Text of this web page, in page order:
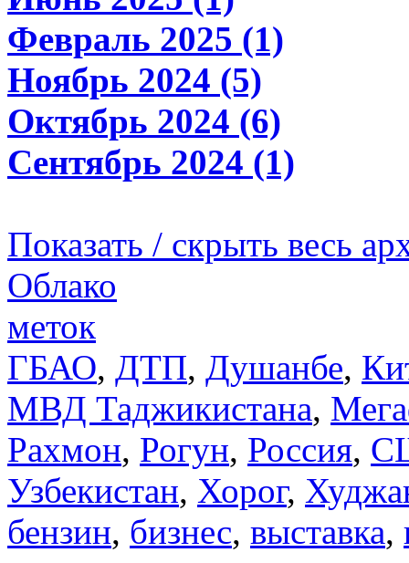
Февраль 2025 (1)
Ноябрь 2024 (5)
Октябрь 2024 (6)
Сентябрь 2024 (1)
Показать / скрыть весь
Облако
меток
ГБАО, ДТП, Душанбе,
МВД Таджикистана,
Рахмон, Рогун, Россия,
Узбекистан, Хорог,
бензин, бизнес, выставка,